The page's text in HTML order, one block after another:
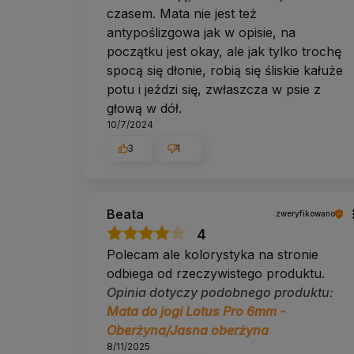
Nie polecamy. Przy mocnym poceniu TPE robi się
Czy mata jest ekologiczna?
Wg deklaracji producenta pianka TPE ulega
Ile waży?
Zwiększa przyczepność zarówno pod dłońmi, jak i do
i nie przesuwa się w energiczniejszych sekwencjach na
Dodatkowe informacje
Dostawa:Polska i UE, darmowa od 100 zł.
Zwroty:14 dni bez podania przyczyny.
Pomoc w doborze:tel. 690 447 426 (pon–pt
Kolor / wzór
czasem. Mata nie jest też
antypoślizgowa jak w opisie, na
początku jest okay, ale jak tylko trochę
spocą się dłonie, robią się śliskie kałuże
potu i jeździ się, zwłaszcza w psie z
głową w dół.
10/7/2024
3 1
Beata zweryfikowano
4
Polecam ale kolorystyka na stronie
odbiega od rzeczywistego produktu.
Opinia dotyczy podobnego produktu:
Mata do jogi Lotus Pro 6mm -
Oberżyna/Jasna oberżyna
8/11/2025